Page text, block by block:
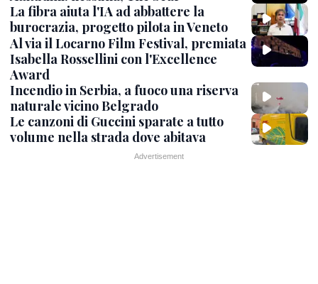
La fibra aiuta l'IA ad abbattere la
burocrazia, progetto pilota in Veneto
Al via il Locarno Film Festival, premiata
Isabella Rossellini con l'Excellence
Award
Incendio in Serbia, a fuoco una riserva
naturale vicino Belgrado
Le canzoni di Guccini sparate a tutto
volume nella strada dove abitava